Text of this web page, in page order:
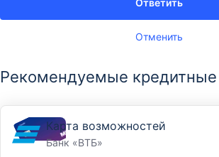
Отменить
Ответить
Рекомендуемые кредитные
Карта возможностей
Банк «ВТБ»